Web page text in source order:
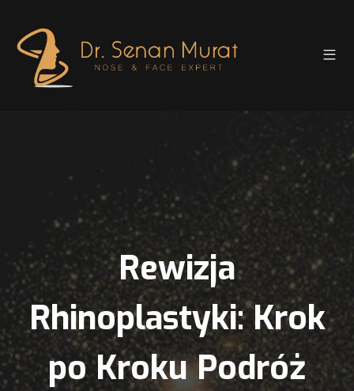
Rewizja
Rhinoplastyki: Krok
po Kroku Podróż